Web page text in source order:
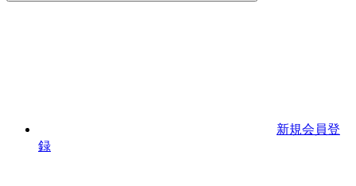
新規会員登
録